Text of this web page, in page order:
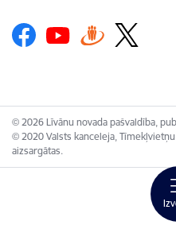
© 2026 Līvānu novada pašvaldība,
© 2020 Valsts kanceleja,
aizsargātas.